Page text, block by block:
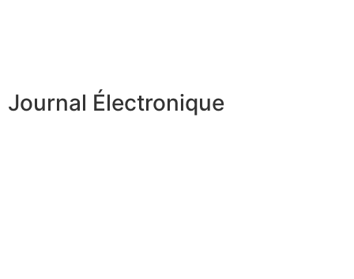
Journal Électronique